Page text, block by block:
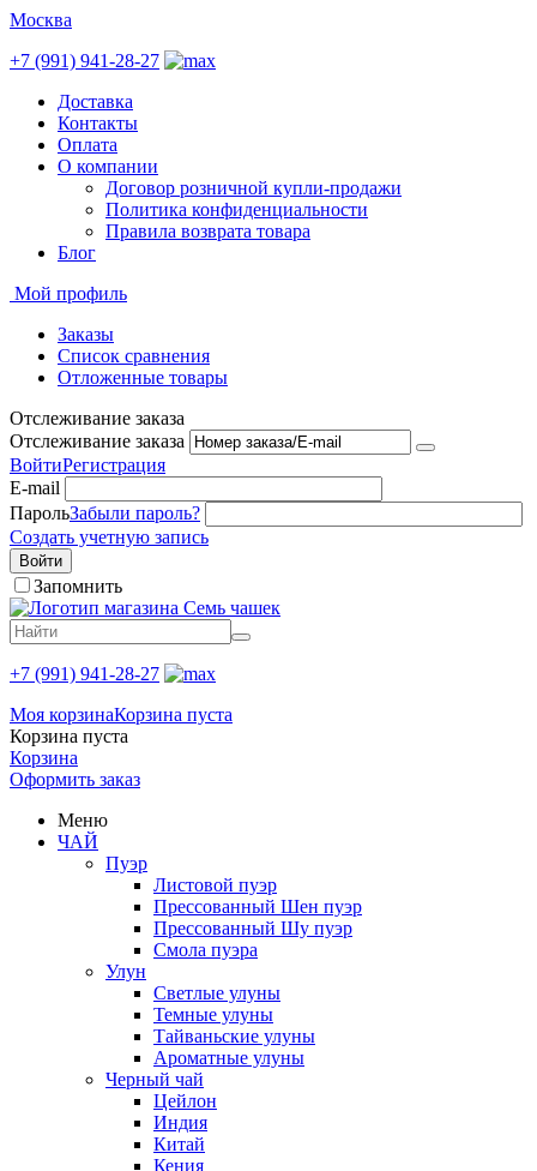
Москва
+7 (991) 941-28-27
Доставка
Контакты
Оплата
О компании
Договор розничной купли-продажи
Политика конфиденциальности
Правила возврата товара
Блог
Мой профиль
Заказы
Список сравнения
Отложенные товары
Отслеживание заказа
Отслеживание заказа
ВойтиРегистрация
E-mail
ПарольЗабыли пароль?
Создать учетную запись
Войти
Запомнить
+7 (991) 941-28-27
Моя корзинаКорзина пуста
Корзина пуста
Корзина
Оформить заказ
Меню
ЧАЙ
Пуэр
Листовой пуэр
Прессованный Шен пуэр
Прессованный Шу пуэр
Смола пуэра
Улун
Светлые улуны
Темные улуны
Тайваньские улуны
Ароматные улуны
Черный чай
Цейлон
Индия
Китай
Кения